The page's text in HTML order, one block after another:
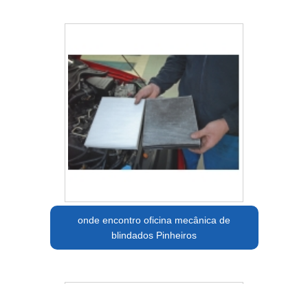
onde encontro oficina mecânica de
blindados Pinheiros